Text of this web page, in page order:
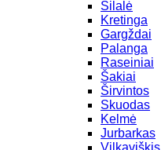
Šilalė
Kretinga
Gargždai
Palanga
Raseiniai
Šakiai
Širvintos
Skuodas
Kelmė
Jurbarkas
Vilkaviškis